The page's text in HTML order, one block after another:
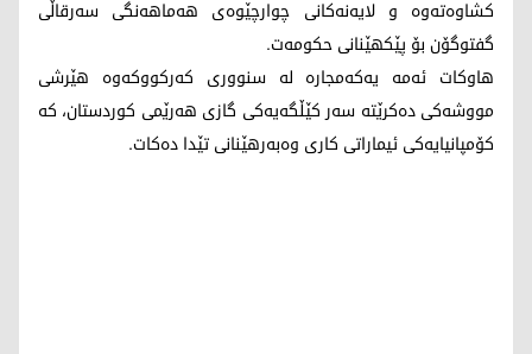
كشاوه‌ته‌وه‌ و لایه‌نه‌كانی چوارچێوه‌ی هه‌ماهه‌نگی سه‌رقاڵی
گفتوگۆن بۆ پێكهێنانی حكومه‌ت.
هاوكات ئه‌مه‌ یه‌كه‌مجاره‌ له‌ سنووری كه‌ركووكه‌وه‌ هێرشی
مووشه‌كی ده‌كرێته‌ سه‌ر كێڵگه‌یه‌كی گازی هه‌رێمی كوردستان، كه‌
كۆمپانیایه‌كی ئیماراتی كاری وه‌به‌رهێنانی تێدا ده‌كات.